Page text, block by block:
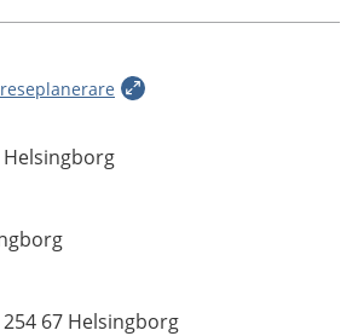
67 Helsingborg